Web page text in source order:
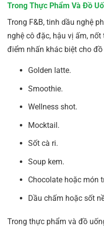
Trong Thực Phẩm Và Đồ
Trong F&B, tinh dầu nghệ
nghệ cô đặc, hậu vị ấm,
điểm nhấn khác biệt cho
Golden latte.
Smoothie.
Wellness shot.
Mocktail.
Sốt cà ri.
Soup kem.
Chocolate hoặc món
Dầu chấm hoặc sốt
Trong thực phẩm và đồ